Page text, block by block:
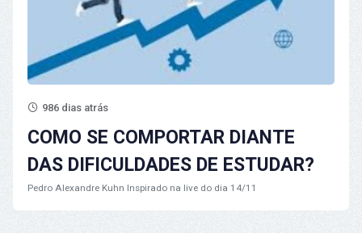
986 dias atrás
COMO SE COMPORTAR DIANTE
DAS DIFICULDADES DE ESTUDAR?
Pedro Alexandre Kuhn Inspirado na live do dia 14/11